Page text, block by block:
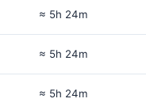
≈ 5h 24m
≈ 5h 24m
≈ 5h 24m